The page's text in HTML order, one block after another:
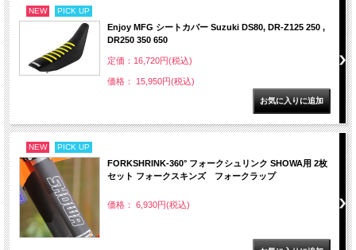
NEW PICK UP
Enjoy MFG シートカバー Suzuki DS80, DR-Z125 250 ,
DR250 350 650
定価：16,720円(税込)
価格： 15,950円(税込)
NEW PICK UP
FORKSHRINK-360° フォークシュリンク SHOWA用 2枚
セット フォークスキンズ フォークラップ
価格： 6,930円(税込)